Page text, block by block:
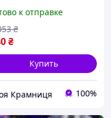
напитков
бок MOD58L
к отправке
₴
₴
Купить
Крамниця 100%